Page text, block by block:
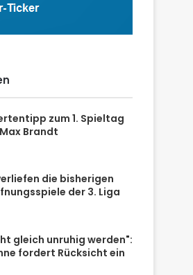
zum 1. Spieltag
Brandt
die bisherigen
der 3. Liga
gleich unruhig werden":
fordert Rücksicht ein